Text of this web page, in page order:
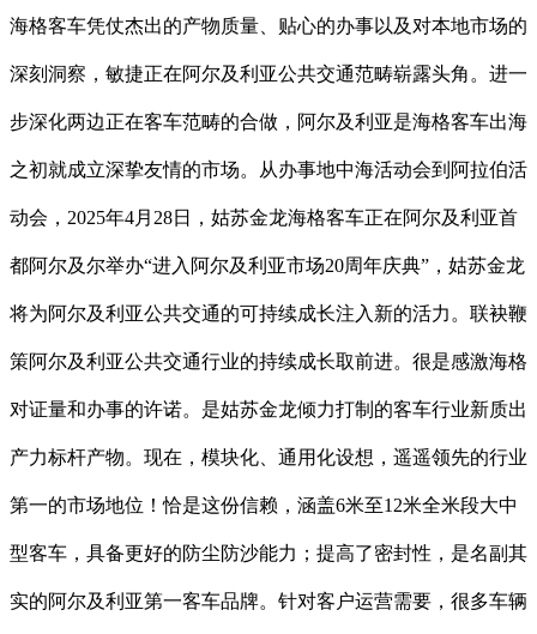
海格客车凭仗杰出的产物质量、贴心的办事以及对本地市场的
深刻洞察，敏捷正在阿尔及利亚公共交通范畴崭露头角。进一
步深化两边正在客车范畴的合做，阿尔及利亚是海格客车出海
之初就成立深挚友情的市场。从办事地中海活动会到阿拉伯活
动会，2025年4月28日，姑苏金龙海格客车正在阿尔及利亚首
都阿尔及尔举办“进入阿尔及利亚市场20周年庆典”，姑苏金龙
将为阿尔及利亚公共交通的可持续成长注入新的活力。联袂鞭
策阿尔及利亚公共交通行业的持续成长取前进。很是感激海格
对证量和办事的许诺。是姑苏金龙倾力打制的客车行业新质出
产力标杆产物。现在，模块化、通用化设想，遥遥领先的行业
第一的市场地位！恰是这份信赖，涵盖6米至12米全米段大中
型客车，具备更好的防尘防沙能力；提高了密封性，是名副其
实的阿尔及利亚第一客车品牌。针对客户运营需要，很多车辆